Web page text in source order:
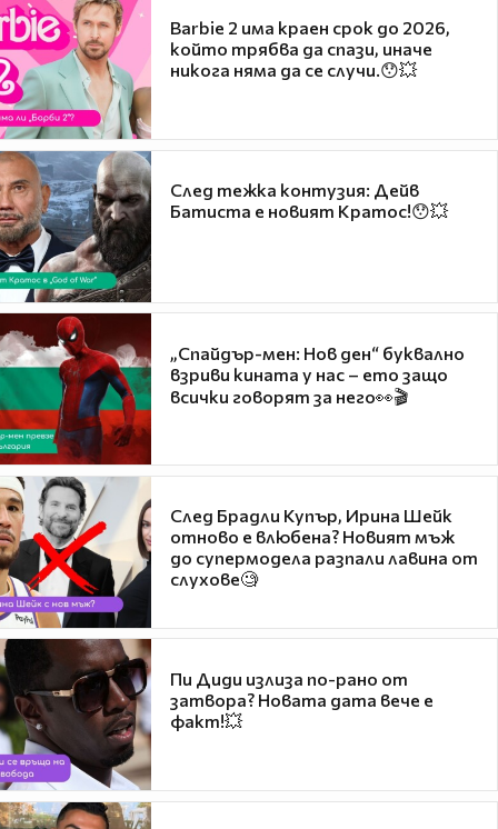
Barbie 2 има краен срок до 2026,
който трябва да спази, иначе
никога няма да се случи.😯💥
След тежка контузия: Дейв
Батиста е новият Кратос!😯💥
„Спайдър-мен: Нов ден“ буквално
взриви кината у нас – ето защо
всички говорят за него👀🎬
След Брадли Купър, Ирина Шейк
отново е влюбена? Новият мъж
до супермодела разпали лавина от
слухове🧐
Пи Диди излиза по-рано от
затвора? Новата дата вече е
факт!💥